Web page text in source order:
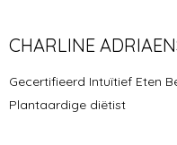
CHARLINE
Gecertifieerd Intuïtief Eten
Plantaardige diëtist